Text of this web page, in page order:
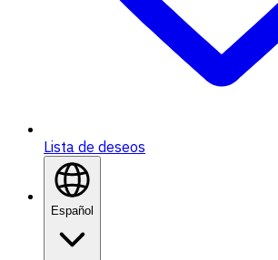
Lista de deseos
Español